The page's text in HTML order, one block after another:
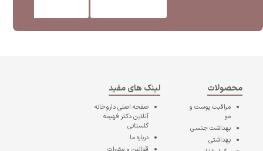
محصولات
مراقبت پوست و
مو
بهداشت جنسی
بهداشتی
لینک های مفید
صفحه اصلیداروخانه
آنلاین دکتر فهیمه
گلستانی
درباره ما